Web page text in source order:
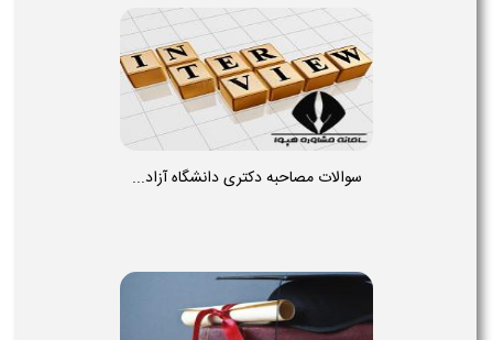
سوالات مصاحبه دکتری دانشگاه آزاد...